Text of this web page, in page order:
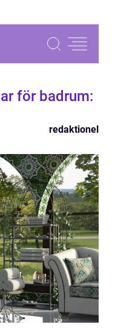
för badrum:
redaktionel